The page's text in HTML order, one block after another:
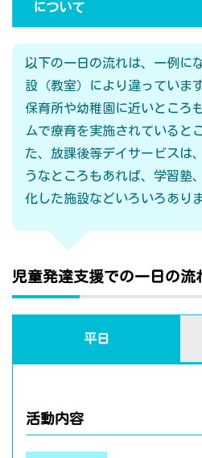
について
以下の一日の流れは、一例に
設（教室）により違っていま
保育所や幼稚園に近いところ
ムで療育を実施されていると
た、放課後等デイサービスは
うなところもあれば、学習塾
化した施設などいろいろありま
児童発達支援での一日の流
平日
活動内容